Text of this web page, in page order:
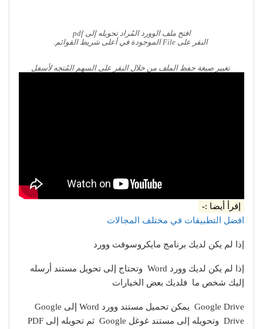
افتح ملف الوورد المُراد تحويله إلى pdf
النقر على File الموجودة في أعلى شريط القوائم.
تغيير صيغة حفظ الملف من خلال النقر على السهم المُتجه لأسفل
إقرأ أيضا :-
افضل التطبيقات في مختلف المجالات
إذا لم يكن لديك برنامج مايكروسوفت وورد
إذا لم يكن لديك وورد Word وتحتاج إلى تحويل مستند أرسله
إليك شخص ما فلديك بعض الخيارات
Google Drive يمكن تحميل مستند وورد Word إلى Google
Drive وتحويله إلى مستند غوغل Google ثم تحويله إلى PDF